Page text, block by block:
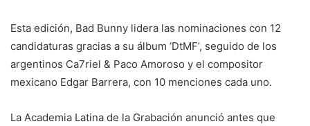
Esta edición, Bad Bunny lidera las nominaciones con 12
candidaturas gracias a su álbum ‘DtMF’, seguido de los
argentinos Ca7riel & Paco Amoroso y el compositor
mexicano Edgar Barrera, con 10 menciones cada uno.
La Academia Latina de la Grabación anunció antes que